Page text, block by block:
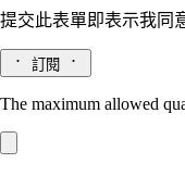
提交此表單即表示我同
訂閱
The maximum allowed